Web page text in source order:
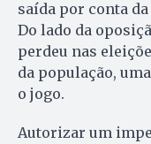
saída por conta
Do lado da
perdeu nas
da população,
o jogo.
Autorizar um